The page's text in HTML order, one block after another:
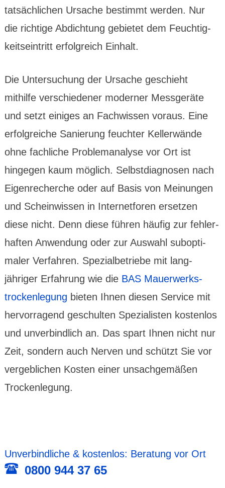
tatsäch­lichen Ursache bestimmt werden. Nur
die richtige Abdich­tung gebietet dem Feuchtig­
keits­ein­tritt erfolg­reich Ein­halt.
Die Unter­suchung der Ursache geschieht
mithilfe verschie­dener moderner Mess­geräte
und setzt einiges an Fach­wissen voraus. Eine
erfolg­reiche Sanie­rung feuchter Keller­wände
ohne fach­liche Problem­analyse vor Ort ist
hingegen kaum möglich. Selbst­dia­gnosen nach
Eigen­recherche oder auf Basis von Meinungen
und Schein­wissen in Internet­foren ersetzen
diese nicht. Denn diese führen häufig zur fehler­
haften Anwen­dung oder zur Auswahl subopti­
maler Verfahren. Spezial­betriebe mit lang­
jähriger Erfah­rung wie die BAS Mauer­werks­
trocken­legung bieten Ihnen diesen Service mit
hervor­ragend geschulten Spezia­listen kosten­los
und unver­bind­lich an. Das spart Ihnen nicht nur
Zeit, sondern auch Nerven und schützt Sie vor
vergeb­lichen Kosten einer unsach­gemäßen
Trocken­legung.
Unver­bind­liche & kosten­los: Beratung vor Ort
0800 944 37 65